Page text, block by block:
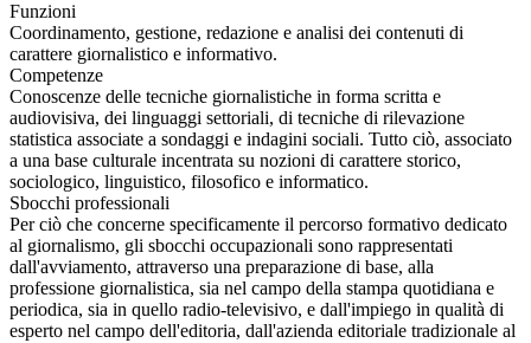
Funzioni
Coordinamento, gestione, redazione e analisi dei contenuti di
carattere giornalistico e informativo.
Competenze
Conoscenze delle tecniche giornalistiche in forma scritta e
audiovisiva, dei linguaggi settoriali, di tecniche di rilevazione
statistica associate a sondaggi e indagini sociali. Tutto ciò, associato
a una base culturale incentrata su nozioni di carattere storico,
sociologico, linguistico, filosofico e informatico.
Sbocchi professionali
Per ciò che concerne specificamente il percorso formativo dedicato
al giornalismo, gli sbocchi occupazionali sono rappresentati
dall'avviamento, attraverso una preparazione di base, alla
professione giornalistica, sia nel campo della stampa quotidiana e
periodica, sia in quello radio-televisivo, e dall'impiego in qualità di
esperto nel campo dell'editoria, dall'azienda editoriale tradizionale al